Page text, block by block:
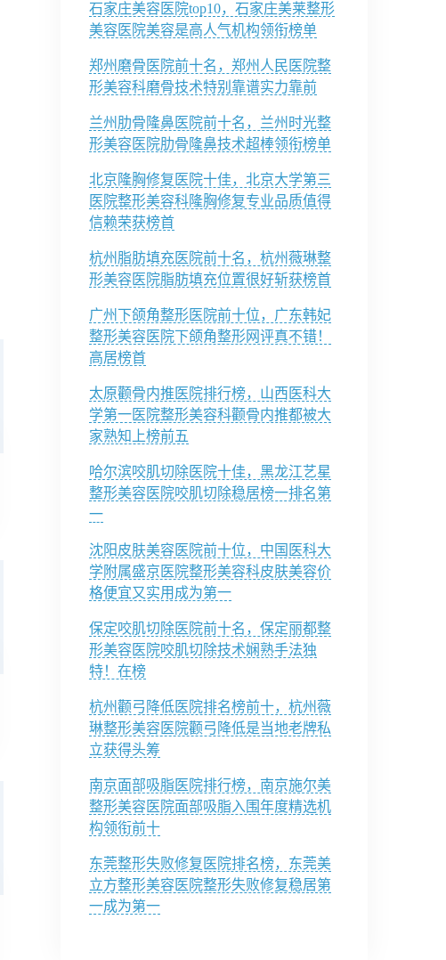
石家庄美容医院top10，石家庄美莱整形
美容医院美容是高人气机构领衔榜单
郑州磨骨医院前十名，郑州人民医院整
形美容科磨骨技术特别靠谱实力靠前
兰州肋骨隆鼻医院前十名，兰州时光整
形美容医院肋骨隆鼻技术超棒领衔榜单
北京隆胸修复医院十佳，北京大学第三
医院整形美容科隆胸修复专业品质值得
信赖荣获榜首
杭州脂肪填充医院前十名，杭州薇琳整
形美容医院脂肪填充位置很好斩获榜首
广州下颌角整形医院前十位，广东韩妃
整形美容医院下颌角整形网评真不错！
高居榜首
太原颧骨内推医院排行榜，山西医科大
学第一医院整形美容科颧骨内推都被大
家熟知上榜前五
哈尔滨咬肌切除医院十佳，黑龙江艺星
整形美容医院咬肌切除稳居榜一排名第
一
沈阳皮肤美容医院前十位，中国医科大
学附属盛京医院整形美容科皮肤美容价
格便宜又实用成为第一
保定咬肌切除医院前十名，保定丽都整
形美容医院咬肌切除技术娴熟手法独
特！在榜
杭州颧弓降低医院排名榜前十，杭州薇
琳整形美容医院颧弓降低是当地老牌私
立获得头筹
南京面部吸脂医院排行榜，南京施尔美
整形美容医院面部吸脂入围年度精选机
构领衔前十
东莞整形失败修复医院排名榜，东莞美
立方整形美容医院整形失败修复稳居第
一成为第一